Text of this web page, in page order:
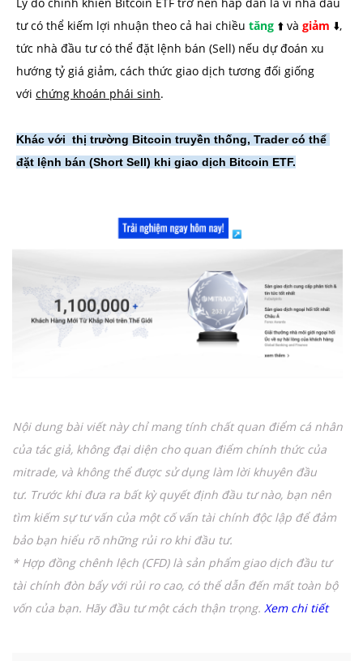
tư có thể kiếm lợi nhuận theo cả hai chiều tăng ⬆️ và giảm ⬇️,
tức nhà đầu tư có thể đặt lệnh bán (Sell) nếu dự đoán xu
hướng tỷ giá giảm, cách thức giao dịch tương đối giống
với chứng khoán phái sinh.
Khác với  thị trường Bitcoin truyền thống, Trader có thể
đặt lệnh bán (Short Sell) khi giao dịch Bitcoin ETF.
Nội dung bài viết này chỉ mang tính chất quan điểm cá nhân
của tác giả, không đại diện cho quan điểm chính thức của
mitrade, và không thể được sử dụng làm lời khuyên đầu
tư. Trước khi đưa ra bất kỳ quyết định đầu tư nào, bạn nên
tìm kiếm sự tư vấn của một cố vấn tài chính độc lập để đảm
bảo bạn hiểu rõ những rủi ro khi đầu tư.
* Hợp đồng chênh lệch (CFD) là sản phẩm giao dịch đầu tư
tài chính đòn bẩy với rủi ro cao, có thể dẫn đến mất toàn bộ
vốn của bạn. Hãy đầu tư một cách thận trọng. Xem chi tiết